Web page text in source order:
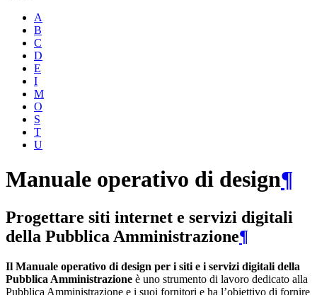
A
B
C
D
E
I
M
O
S
T
U
Manuale operativo di design¶
Progettare siti internet e servizi digitali
della Pubblica Amministrazione¶
Il Manuale operativo di design per i siti e i servizi digitali della
Pubblica Amministrazione è uno strumento di lavoro dedicato alla
Pubblica Amministrazione e i suoi fornitori e ha l’obiettivo di fornire